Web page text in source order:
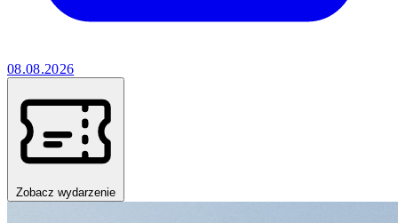
08.08.2026
Zobacz wydarzenie